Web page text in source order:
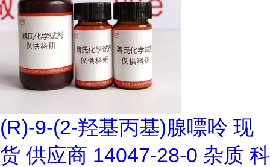
(R)-9-(2-羟基丙基)腺嘌呤 现
货 供应商 14047-28-0 杂质 科